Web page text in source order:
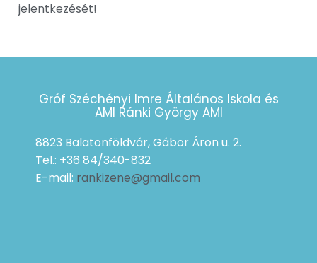
jelentkezését!
Gróf Széchényi Imre Általános Iskola és
AMI Ránki György AMI
8823 Balatonföldvár, Gábor Áron u. 2.
Tel.: +36 84/340-832
E-mail: rankizene@gmail.com